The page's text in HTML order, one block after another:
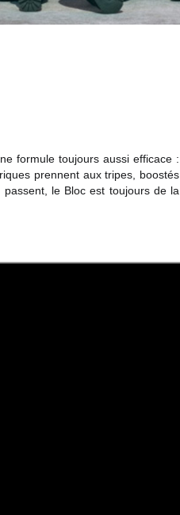
formule toujours aussi efficace :
prennent aux tripes, boostés
le Bloc est toujours de la